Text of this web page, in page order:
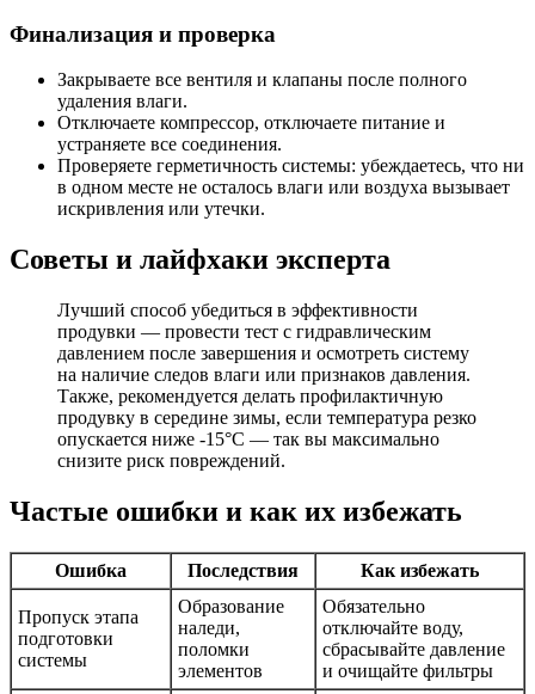
Финализация и проверка
Закрываете все вентиля и клапаны после полного
удаления влаги.
Отключаете компрессор, отключаете питание и
устраняете все соединения.
Проверяете герметичность системы: убеждаетесь, что ни
в одном месте не осталось влаги или воздуха вызывает
искривления или утечки.
Советы и лайфхаки эксперта
Лучший способ убедиться в эффективности
продувки — провести тест с гидравлическим
давлением после завершения и осмотреть систему
на наличие следов влаги или признаков давления.
Также, рекомендуется делать профилактичную
продувку в середине зимы, если температура резко
опускается ниже -15°C — так вы максимально
снизите риск повреждений.
Частые ошибки и как их избежать
Ошибка Последствия Как избежать
Пропуск этапа
подготовки
системы
Образование
наледи,
поломки
элементов
Обязательно
отключайте воду,
сбрасывайте давление
и очищайте фильтры